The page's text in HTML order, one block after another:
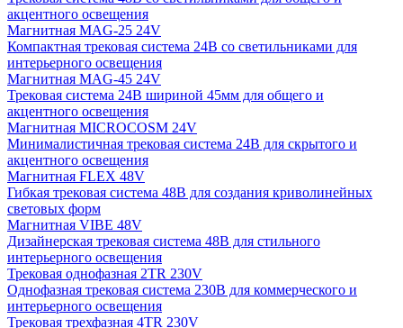
акцентного освещения
Магнитная MAG-25 24V
Компактная трековая система 24В со светильниками для
интерьерного освещения
Магнитная MAG-45 24V
Трековая система 24В шириной 45мм для общего и
акцентного освещения
Магнитная MICROCOSM 24V
Минималистичная трековая система 24В для скрытого и
акцентного освещения
Магнитная FLEX 48V
Гибкая трековая система 48В для создания криволинейных
световых форм
Магнитная VIBE 48V
Дизайнерская трековая система 48В для стильного
интерьерного освещения
Трековая однофазная 2TR 230V
Однофазная трековая система 230В для коммерческого и
интерьерного освещения
Трековая трехфазная 4TR 230V